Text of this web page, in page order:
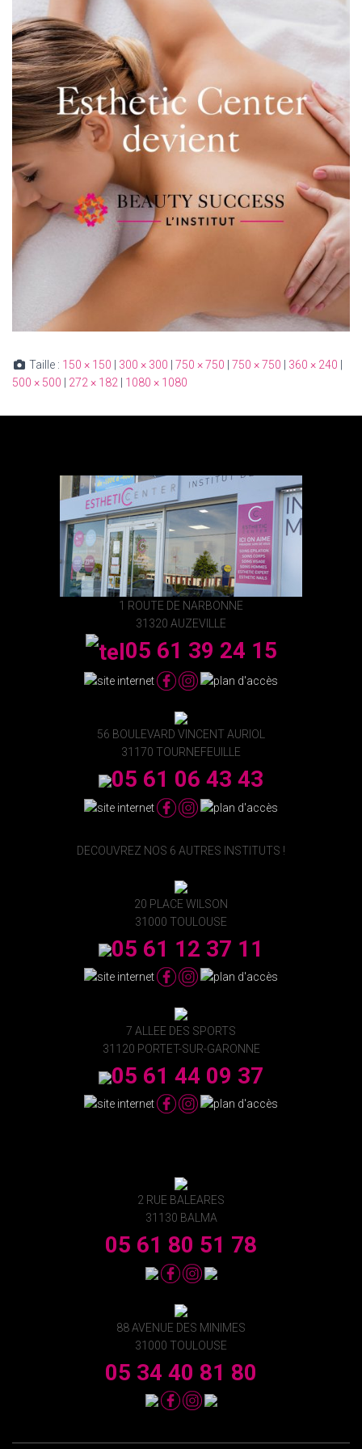
Taille : 150 × 150 300 × 300 750 × 750 750 × 750 360 × 240
500 × 500
272 × 182 1080 × 1080
1 ROUTE DE NARBONNE
31320 AUZEVILLE
05 61 39 24 15
56 BOULEVARD VINCENT AURIOL
31170 TOURNEFEUILLE
05 61 06 43 43
DECOUVREZ NOS 6 AUTRES INSTITUTS !
20 PLACE WILSON
31000 TOULOUSE
05 61 12 37 11
7 ALLEE DES SPORTS
31120 PORTET-SUR-GARONNE
05 61 44 09 37
2 RUE BALEARES
31130 BALMA
05 61 80 51 78
88 AVENUE DES MINIMES
31000 TOULOUSE
05 34 40 81 80